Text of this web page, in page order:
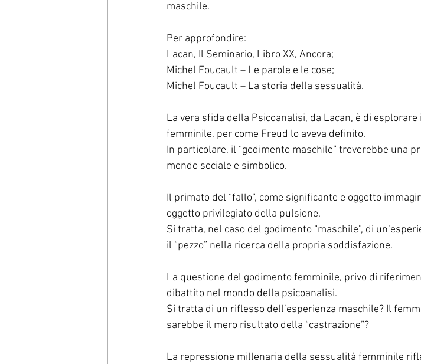
maschile.
Per approfondire:
Lacan, Il Seminario, Libro XX, Ancora;
Michel Foucault – Le parole e le cose;
Michel Foucault – La storia della sessualità.
La vera sfida della Psicoanalisi, da Lacan, è di
femminile, per come Freud lo aveva definito.
In particolare, il “godimento maschile” troverebbe una
mondo sociale e simbolico.
Il primato del “fallo”, come significante e oggetto
oggetto privilegiato della pulsione.
Si tratta, nel caso del godimento “maschile”, di
il “pezzo” nella ricerca della propria soddisfazione.
La questione del godimento femminile, privo di
dibattito nel mondo della psicoanalisi.
Si tratta di un riflesso dell’esperienza maschile? Il
sarebbe il mero risultato della “castrazione”?
La repressione millenaria della sessualità femminile